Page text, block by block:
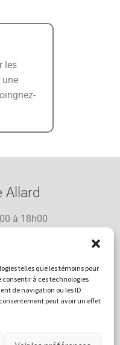
telles que les témoins pour
à ces technologies
de navigation ou les ID
peut avoir un effet
les
une
Allard
18h00
18h00
18h00
à 18h00
à 17h00
à 15h00